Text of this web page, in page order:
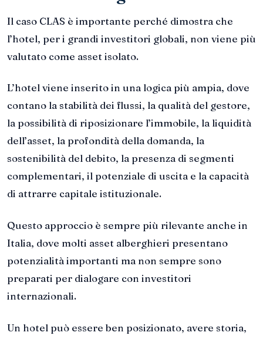
Il caso CLAS è importante perché dimostra che
l’hotel, per i grandi investitori globali, non viene più
valutato come asset isolato.
L’hotel viene inserito in una logica più ampia, dove
contano la stabilità dei flussi, la qualità del gestore,
la possibilità di riposizionare l’immobile, la liquidità
dell’asset, la profondità della domanda, la
sostenibilità del debito, la presenza di segmenti
complementari, il potenziale di uscita e la capacità
di attrarre capitale istituzionale.
Questo approccio è sempre più rilevante anche in
Italia, dove molti asset alberghieri presentano
potenzialità importanti ma non sempre sono
preparati per dialogare con investitori
internazionali.
Un hotel può essere ben posizionato, avere storia,